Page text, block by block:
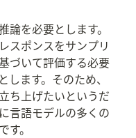
を必要とします。
スポンスをサンプリ
づいて評価する必要
ます。そのため、
ち上げたいというだ
言語モデルの多くの
。